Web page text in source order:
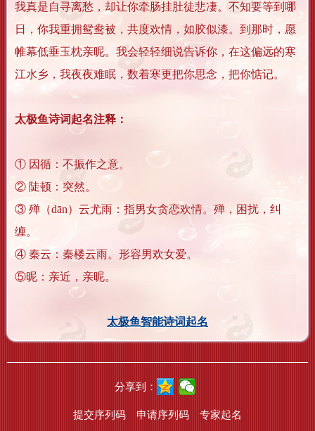
我真是自寻离愁，却让你牵肠挂肚徒悲凄。不知要等到哪
日，你我重拥鸳鸯被，共度欢情，如胶似漆。到那时，愿
帷幕低垂玉枕亲昵。我会轻轻细说告诉你，在这偏远的寒
江水乡，我夜夜难眠，数着寒更把你思念，把你惦记。
太极鱼诗词起名注释：
① 因循：不振作之意。
② 陡顿：突然。
③ 殚（dān）云尤雨：指男女贪恋欢情。殚，困扰，纠
缠。
④ 秦云：秦楼云雨。形容男欢女爱。
⑤昵：亲近，亲昵。
太极鱼智能诗词起名
分享到：
提交序列码 申请序列码 专家起名